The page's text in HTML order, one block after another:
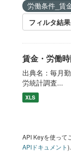
労働条件_賃
フィルタ結果
賃金・労働
出典名：毎月
労統計調査...
XLS
API Keyを使って
APIドキュメント).